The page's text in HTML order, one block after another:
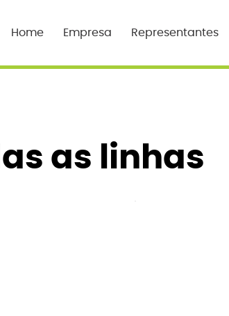
Home Empresa Representantes
as linhas